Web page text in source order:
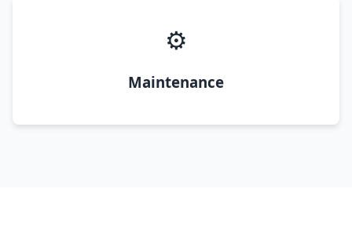
⚙️
Maintenance